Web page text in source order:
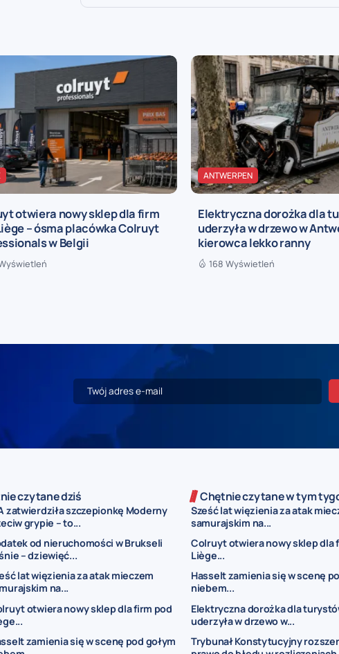
otwiera nowy sklep dla firm
– ósma placówka Colruyt
w Belgii
ANTWERPEN
Elektryczna dorożka dla
uderzyła w drzewo w
kierowca lekko ranny
168 Wyświetleń
czytane dziś
zatwierdziła szczepionkę Moderny
grypie – to...
od nieruchomości w Brukseli
– dziewięć...
lat więzienia za atak mieczem
na...
otwiera nowy sklep dla firm pod
zamienia się w scenę pod gołym
Chętnie czytane w tym
Sześć lat więzienia za atak
samurajskim na...
Colruyt otwiera nowy sklep dla
Liège...
Hasselt zamienia się w scenę
niebem...
Elektryczna dorożka dla
uderzyła w drzewo w...
Trybunał Konstytucyjny